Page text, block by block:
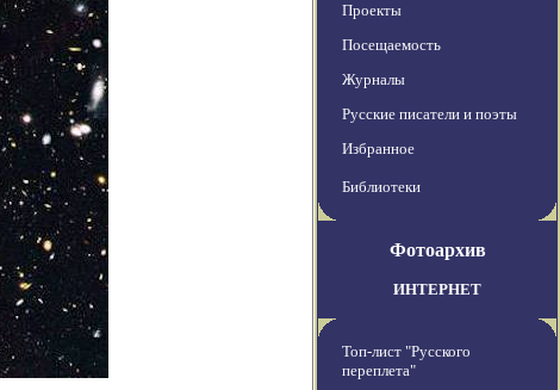
Проекты
Посещаемость
Журналы
Русские писатели и поэты
Избранное
Библиотеки
Фотоархив
ИНТЕРНЕТ
Топ-лист "Русского
переплета"